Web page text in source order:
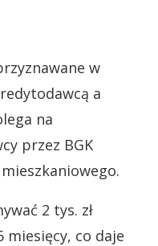
w
a
na
przez BGK
2 tys. zł
miesięcy, co daje